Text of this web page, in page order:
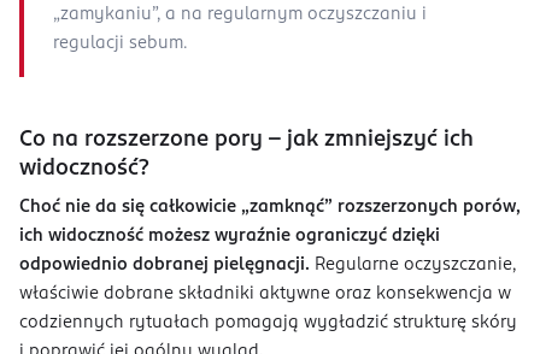
„zamykaniu”, a na regularnym oczyszczaniu i
regulacji sebum.
Co na rozszerzone pory – jak zmniejszyć ich
widoczność?
Choć nie da się całkowicie „zamknąć” rozszerzonych porów,
ich widoczność możesz wyraźnie ograniczyć dzięki
odpowiednio dobranej pielęgnacji. Regularne oczyszczanie,
właściwie dobrane składniki aktywne oraz konsekwencja w
codziennych rytuałach pomagają wygładzić strukturę skóry